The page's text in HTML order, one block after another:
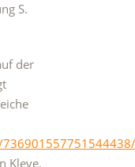
S.
der
Kleve,